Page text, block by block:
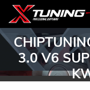
3.0 V6